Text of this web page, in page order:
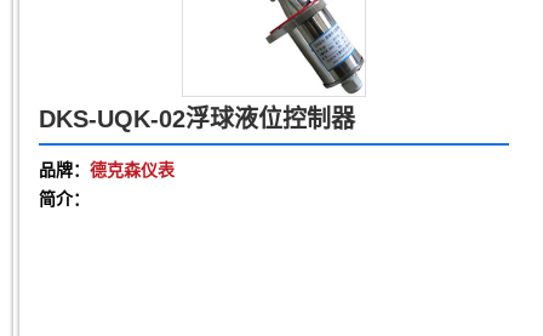
DKS-UQK-02浮球液位控制器
品牌： 德克森仪表
简介：